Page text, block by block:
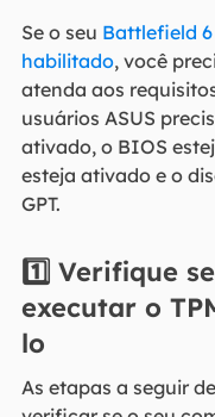
Se o seu Battlefield
habilitado, você
atenda aos
usuários ASUS
ativado, o BIOS
esteja ativado e o
GPT.
1️⃣ Verifique
executar o
lo
As etapas a seguir